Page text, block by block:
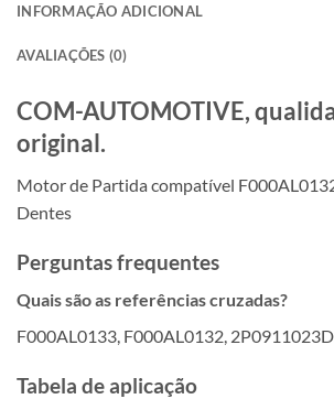
INFORMAÇÃO ADICIONAL
AVALIAÇÕES (0)
COM-AUTOMOTIVE,
original.
Motor de Partida compatível
Dentes
Perguntas frequentes
Quais são as referências cruzadas?
F000AL0133, F000AL0132,
Tabela de aplicação